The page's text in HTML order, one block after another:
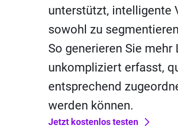
unterstützt, intelligente
sowohl zu
So generieren Sie mehr
unkompliziert erfasst,
entsprechend
werden können.
Jetzt kostenlos testen